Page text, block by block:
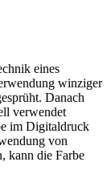
eines
winziger
Danach
verwendet
im Digitaldruck
von
kann die Farbe